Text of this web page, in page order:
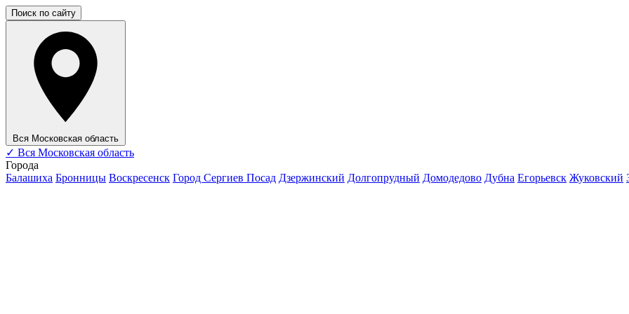
Поиск по сайту
Вся Московская область
✓ Вся Московская область
Города
Балашиха Бронницы Воскресенск Город Сергиев Посад Дзержинский Долгопрудный Домодедово Дубна Егорьевск Жуковский